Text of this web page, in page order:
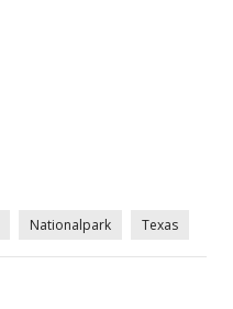
Nationalpark Texas